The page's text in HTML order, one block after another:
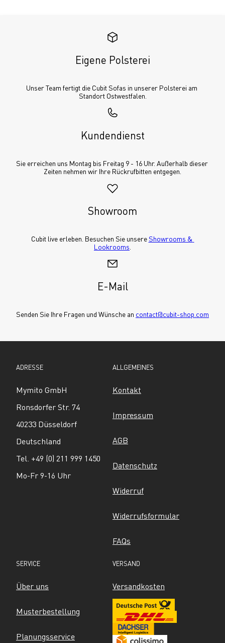
Eigene Polsterei
Unser Team fertigt die Cubit Sofas in unserer Polsterei am
Standort Ostwestfalen.
Kundendienst
Sie erreichen uns Montag bis Freitag 9 - 16 Uhr. Außerhalb dieser
Zeiten nehmen wir Ihre Rückrufbitten entgegen.
Showroom
Cubit live erleben. Besuchen Sie unsere Showrooms &
Lookrooms
E-Mail
Senden Sie Ihre Fragen und Wünsche an contact@cubit-shop.com
ADRESSE
Mymito GmbH
Ronsdorfer Str. 74
40233 Düsseldorf
Deutschland
Tel. +49 (0) 211 999 1450
Mo-Fr 9-16 Uhr
ALLGEMEINES
Kontakt
Impressum
AGB
Datenschutz
Widerruf
Widerrufsformular
FAQs
SERVICE
Über uns
Musterbestellung
Planungsservice
VERSAND
Versandkosten